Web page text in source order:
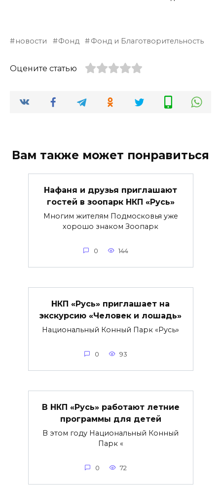
новости Фонд Фонд и Благотворительность
Оцените статью
Вам также может понравиться
Нафаня и друзья приглашают
гостей в зоопарк НКП «Русь»
Многим жителям Подмосковья уже
хорошо знаком Зоопарк
0 144
НКП «Русь» приглашает на
экскурсию «Человек и лошадь»
Национальный Конный Парк «Русь»
0 93
В НКП «Русь» работают летние
программы для детей
В этом году Национальный Конный
Парк «
0 72